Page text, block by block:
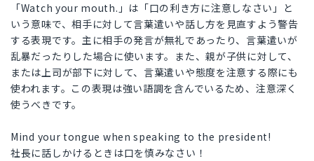
「Watch your mouth.」は「口の利き方に注意しなさい」と
いう意味で、相手に対して言葉遣いや話し方を見直すよう警告
する表現です。主に相手の発言が無礼であったり、言葉遣いが
乱暴だったりした場合に使います。また、親が子供に対して、
または上司が部下に対して、言葉遣いや態度を注意する際にも
使われます。この表現は強い語調を含んでいるため、注意深く
使うべきです。
Mind your tongue when speaking to the president!
社長に話しかけるときは口を慎みなさい！